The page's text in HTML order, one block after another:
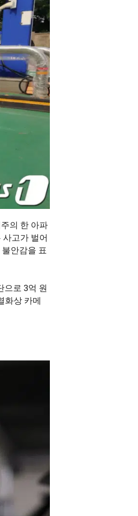
의 한 아파
고가 벌어
안감을 표
으로 3억 원
화상 카메